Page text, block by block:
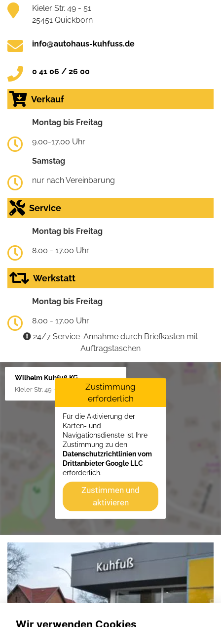
Kieler Str. 49 - 51
25451 Quickborn
info@autohaus-kuhfuss.de
0 41 06 / 26 00
Verkauf
Montag bis Freitag
9.00-17.00 Uhr
Samstag
nur nach Vereinbarung
Service
Montag bis Freitag
8.00 - 17.00 Uhr
Werkstatt
Montag bis Freitag
8.00 - 17.00 Uhr
24/7 Service-Annahme durch Briefkasten mit
Auftragstaschen
Wilhelm Kuhfuß KG
Kieler Str. 49 - 51, 25451 Quickborn
Zustimmung
erforderlich
Für die Aktivierung der
Karten- und
Navigationsdienste ist Ihre
Zustimmung zu den
Datenschutzrichtlinien vom
Drittanbieter Google LLC
erforderlich.
Zustimmen und
aktivieren
Wir verwenden Cookies